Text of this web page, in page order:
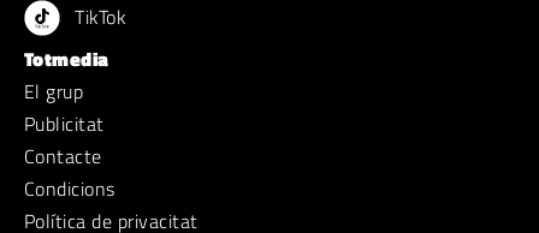
TikTok
Totmedia
El grup
Publicitat
Contacte
Condicions
Política de privacitat